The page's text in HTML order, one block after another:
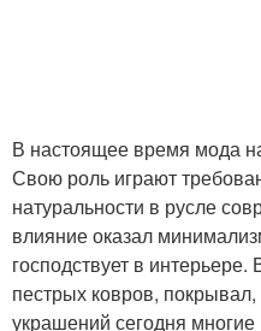
В настоящее время мода
Свою роль играют
натуральности в русле
влияние оказал
господствует в
пестрых ковров,
украшений сегодня